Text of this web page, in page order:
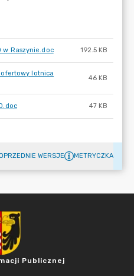
w Raszynie.doc 192.5 KB
ofertowy lotnica
46 KB
47 KB
WERSJE METRYCZKA
Publicznej